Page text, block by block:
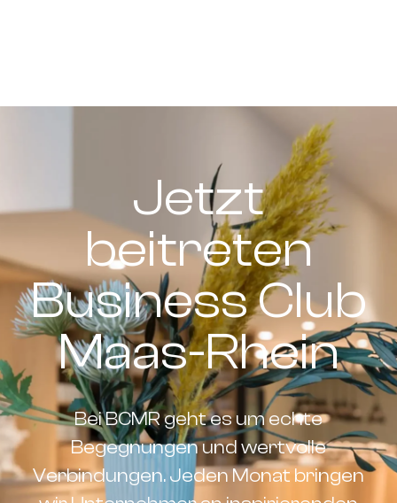
Jetzt
beitreten
Business Club
Maas-Rhein
Bei BCMR geht es um echte
Begegnungen und wertvolle
Verbindungen. Jeden Monat bringen